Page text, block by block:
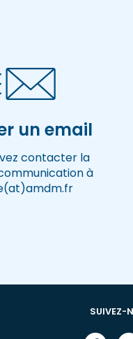
un email
contacter la
à
SUIVEZ-